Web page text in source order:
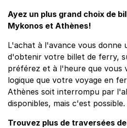
Ayez un plus grand choix de
Mykonos et Athènes!
L'achat à l'avance vous donne
d'obtenir votre billet de ferry,
préférez et à l'heure que vous
logique que votre voyage en
Athènes soit interrompu par
disponibles, mais c'est possible.
Trouvez plus de traversées